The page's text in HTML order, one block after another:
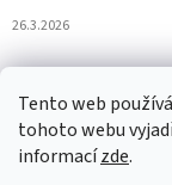
Tento web
tohoto webu
informacízde.
26.3.2026